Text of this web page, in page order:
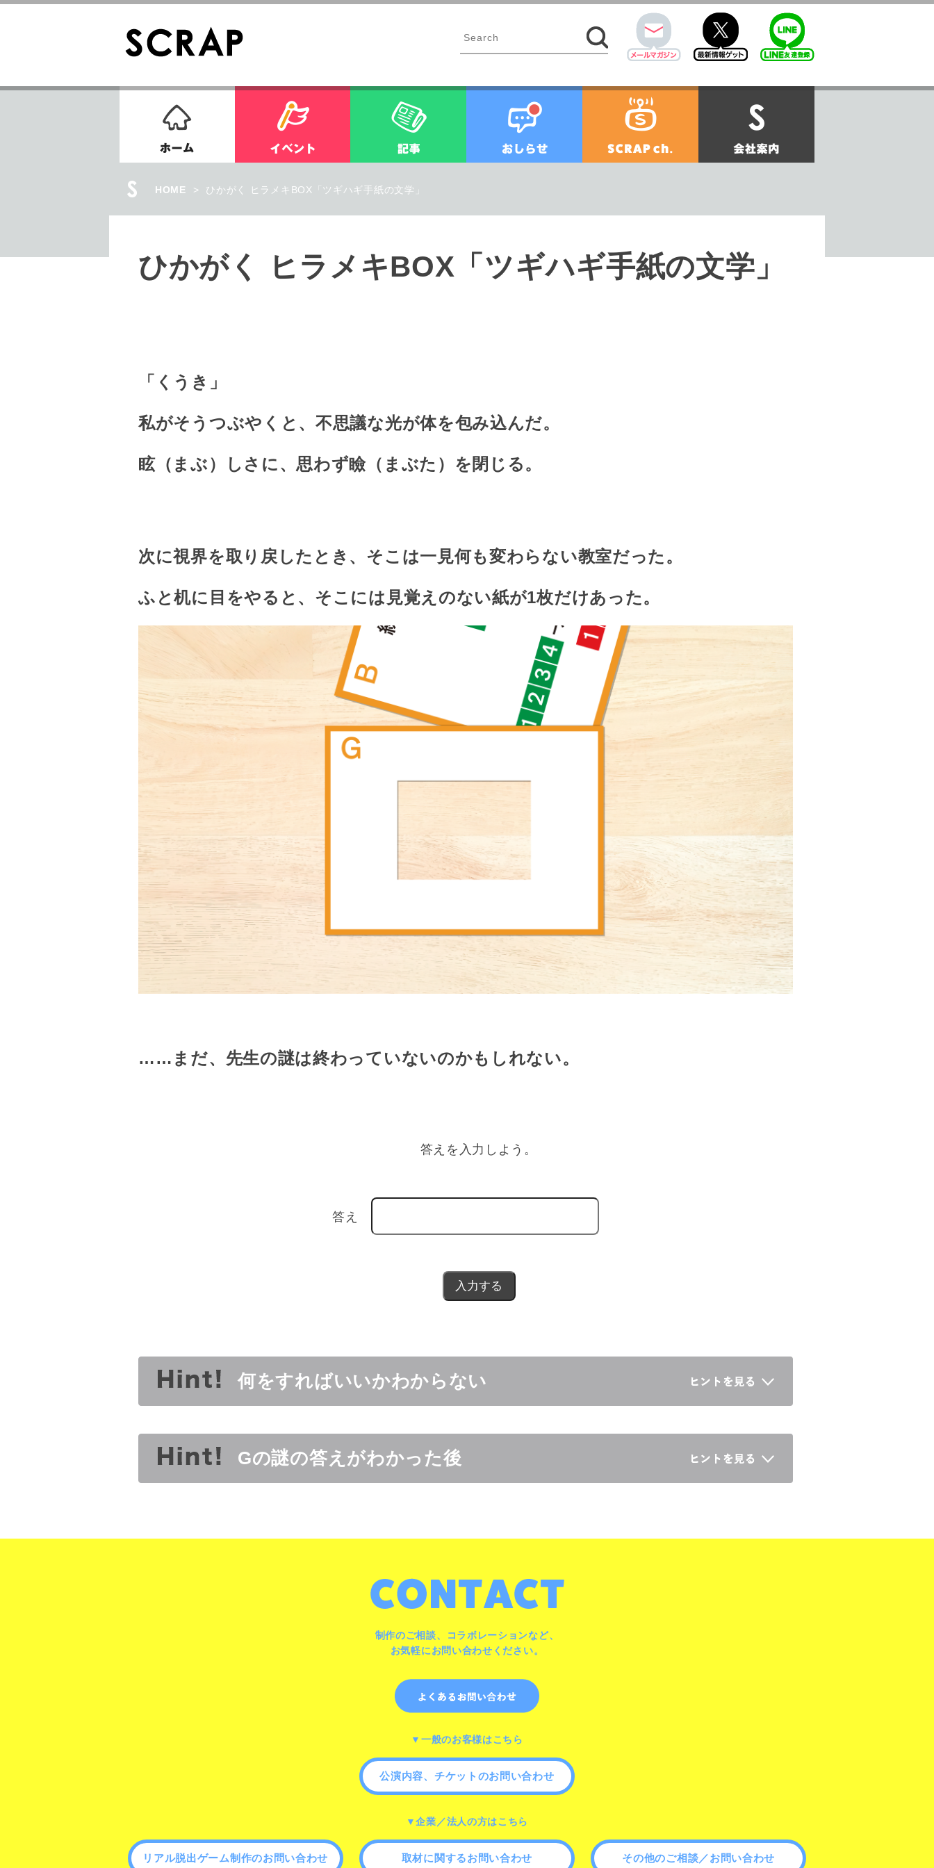
twitter
ホーム イベント 記事 お知らせ 会社案内
HOME > ひかがく ヒラメキBOX「ツギハギ手紙の文学」
ひかがく ヒラメキBOX「ツギハギ手紙の文学」
「くうき」
私がそうつぶやくと、不思議な光が体を包み込んだ。
眩（まぶ）しさに、思わず瞼（まぶた）を閉じる。
次に視界を取り戻したとき、そこは一見何も変わらない教室だった。
ふと机に目をやると、そこには見覚えのない紙が1枚だけあった。
……まだ、先生の謎は終わっていないのかもしれない。
答えを入力しよう。
答え
何をすればいいかわからない
Gの謎の答えがわかった後
制作のご相談、コラボレーションなど、
お気軽にお問い合わせください。
▼一般のお客様はこちら
公演内容、チケットのお問い合わせ
▼企業／法人の方はこちら
リアル脱出ゲーム制作のお問い合わせ 取材に関するお問い合わせ その他のご相談／お問い合わせ